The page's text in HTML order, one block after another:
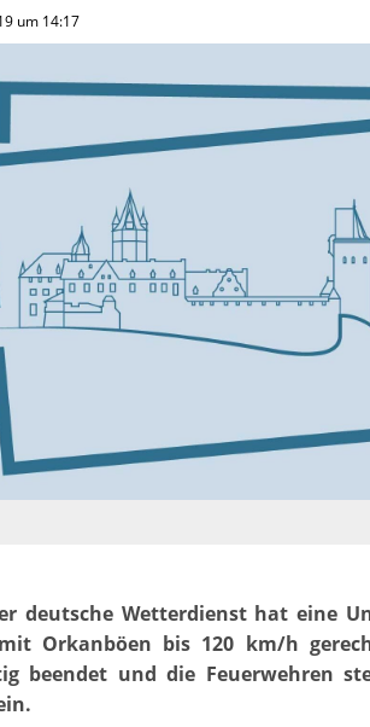
um 14:17
deutsche Wetterdienst hat eine
Orkanböen bis 120 km/h
beendet und die Feuerwehren